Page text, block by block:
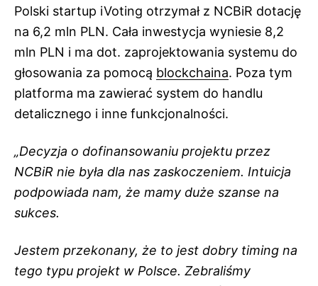
Polski startup iVoting otrzymał z NCBiR dotację
na 6,2 mln PLN. Cała inwestycja wyniesie 8,2
mln PLN i ma dot. zaprojektowania systemu do
głosowania za pomocą blockchaina. Poza tym
platforma ma zawierać system do handlu
detalicznego i inne funkcjonalności.
„Decyzja o dofinansowaniu projektu przez
NCBiR nie była dla nas zaskoczeniem. Intuicja
podpowiada nam, że mamy duże szanse na
sukces.
Jestem przekonany, że to jest dobry timing na
tego typu projekt w Polsce. Zebraliśmy